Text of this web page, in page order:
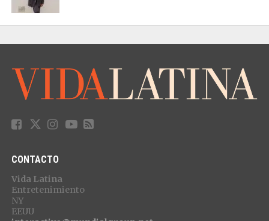
CONTACTO
Vida Latina
Entretenimiento
NY
EEUU